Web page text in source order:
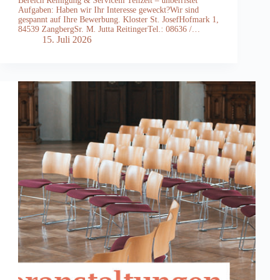
Aufgaben: Haben wir Ihr Interesse geweckt?Wir sind
gespannt auf Ihre Bewerbung. Kloster St. JosefHofmark 1,
84539 ZangbergSr. M. Jutta ReitingerTel.: 08636 /…
15. Juli 2026